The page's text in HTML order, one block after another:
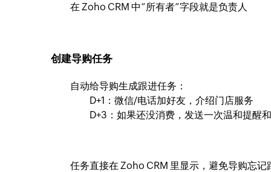
在 Zoho CRM 中“所有者”字段就是负责人
创建导购任务
自动给导购生成跟进任务：
D+1：微信/电话加好友，介绍门店服务
D+3：如果还没消费，发送一次温和提醒
任务直接在 Zoho CRM 里显示，避免导购忘记